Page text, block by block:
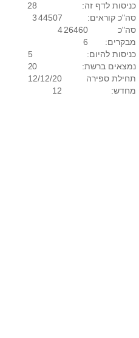
28
3
כניסות לדף זה:
44507
4
סה"כ קוראים:
26460
6
סה"כ
מבקרים:
5
2
כניסות להיום:
0
נמצאים ברשת:
12/12/20
12
תחילת ספירה
מחדש: